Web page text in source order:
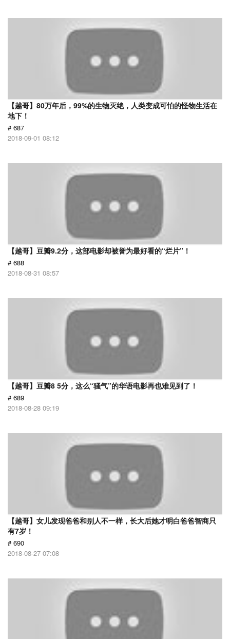
【越哥】80万年后，99%的生物灭绝，人类变成可怕的怪物生活在
地下！
# 687
2018-09-01 08:12
【越哥】豆瓣9.2分，这部电影却被誉为最好看的“烂片”！
# 688
2018-08-31 08:57
【越哥】豆瓣8 5分，这么“骚气”的华语电影再也难见到了！
# 689
2018-08-28 09:19
【越哥】女儿发现爸爸和别人不一样，长大后她才明白爸爸智商只
有7岁！
# 690
2018-08-27 07:08